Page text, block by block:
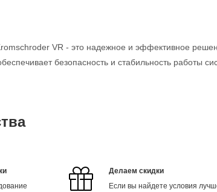
VR - это надежное и эффективное
безопасность и стабильность работы
Делаем скидки
Если вы найдете условия